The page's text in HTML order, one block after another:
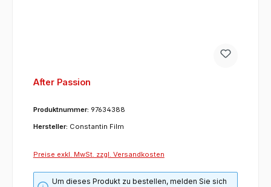
After Passion
Produktnummer: 97634388
Hersteller: Constantin Film
Preise exkl. MwSt. zzgl. Versandkosten
Um dieses Produkt zu bestellen, melden Sie sich